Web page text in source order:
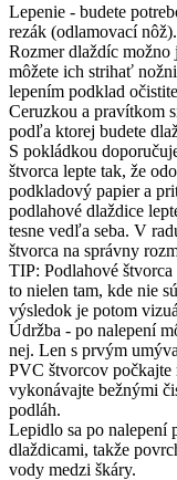
Lepenie - budete
rezák (odlamovací nôž).
Rozmer dlaždíc
môžete ich strihať
lepením podklad
Ceruzkou a pravítkom
podľa ktorej budete
S pokládkou
štvorca lepte tak, že
podkladový papier a
podlahové dlaždice
tesne vedľa seba. V
štvorca na správny
TIP: Podlahové
to nielen tam, kde nie
výsledok je potom
Údržba - po nalepení
nej. Len s prvým
PVC štvorcov
vykonávajte bežnými
podláh.
Lepidlo sa po nalepení
dlaždicami, takže
vody medzi škáry.